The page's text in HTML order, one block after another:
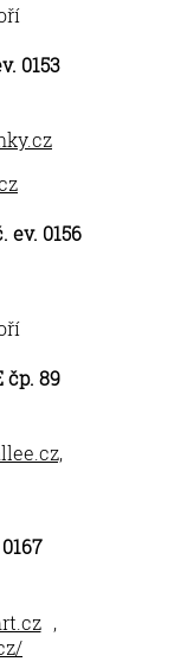
0153
ev. 0156
čp. 89
,